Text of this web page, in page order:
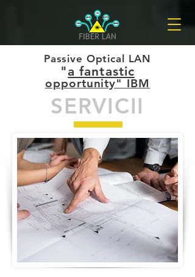
Passive Optical LAN
"a fantastic
opportunity" IBM
SERVICII